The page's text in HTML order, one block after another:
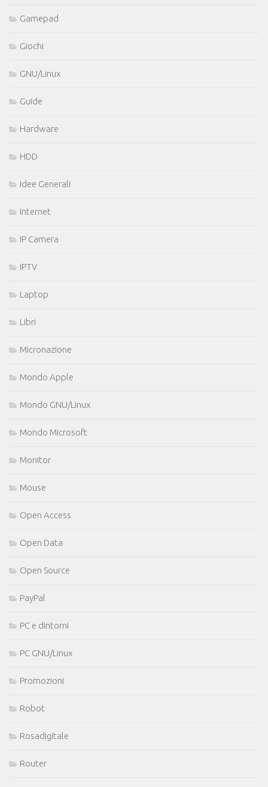
Gamepad
Giochi
GNU/Linux
Guide
Hardware
HDD
Idee Generali
Internet
IP Camera
IPTV
Laptop
Libri
Micronazione
Mondo Apple
Mondo GNU/Linux
Mondo Microsoft
Monitor
Mouse
Open Access
Open Data
Open Source
PayPal
PC e dintorni
PC GNU/Linux
Promozioni
Robot
Rosadigitale
Router